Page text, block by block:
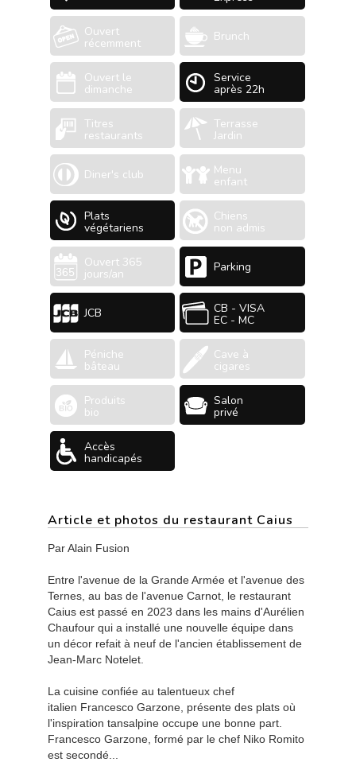
Ouvert
récemment Brunch
Ouvert le
dimanche
Service
après 22h
Titres
restaurants
Terrasse
Jardin
Diner's club Menu
enfant
Plats
végétariens
Chiens
non admis
Ouvert 365
jours/an Parking
JCB CB - VISA
EC - MC
Péniche
bâteau
Cave à
cigares
Produits
bio
Salon
privé
Accès
handicapés
Article et photos du restaurant Caius
Par Alain Fusion
Entre l'avenue de la Grande Armée et l'avenue des
Ternes, au bas de l'avenue Carnot, le restaurant
Caius est passé en 2023 dans les mains d'Aurélien
Chaufour qui a installé une nouvelle équipe dans
un décor refait à neuf de l'ancien établissement de
Jean-Marc Notelet.
La cuisine confiée au talentueux chef
italien Francesco Garzone, présente des plats où
l'inspiration tansalpine occupe une bonne part.
Francesco Garzone, formé par le chef Niko Romito
est secondé...